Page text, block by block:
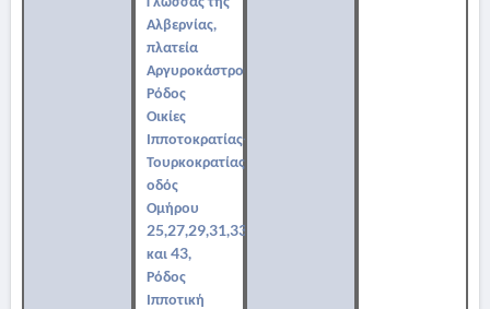
Αλβερνίας,
πλατεία
Αργυροκάστρου,
Ρόδος
Οικίες
Ιπποτοκρατίας-
Τουρκοκρατίας,
οδός
Ομήρου
25,27,29,31,33,35,37,39,41
και 43,
Ρόδος
Ιπποτική